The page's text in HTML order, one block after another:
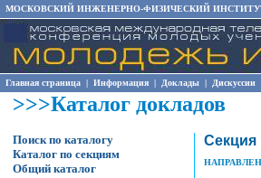
МОСКОВСКИЙ ИНЖЕНЕРНО-ФИЗИЧЕСКИЙ
Главная страница | Информация | Доклады | Дискуссии
>>>Каталог докладов
Поиск по каталогу
Каталог по секциям
Общий каталог
Секция